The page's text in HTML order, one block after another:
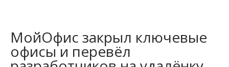
МойОфис закрыл ключевые
офисы и перевёл